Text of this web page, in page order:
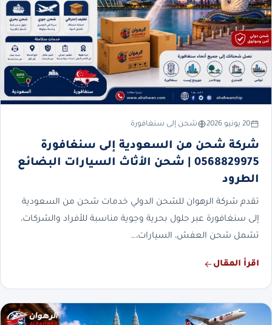
20 يونيو 2026 شحن إلى سنغافورة
شركة شحن من السعودية إلى سنغافورة
0568829975 | شحن الأثاث السيارات البضائع
الطرود
تقدم شركة الرهوان للشحن الدولي خدمات شحن من السعودية
إلى سنغافورة عبر حلول بحرية وجوية مناسبة للأفراد والشركات،
تشمل شحن العفش، السيارات،…
اقرأ المقال